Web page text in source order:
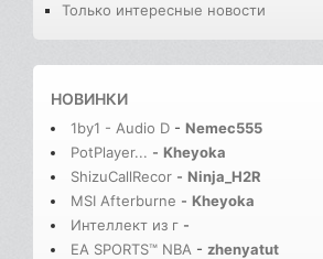
Только интересные новости
НОВИНКИ
1by1 - Audio D - Nemec555
PotPlayer... - Kheyoka
ShizuCallRecor - Ninja_H2R
MSI Afterburne - Kheyoka
Интеллект из г -
EA SPORTS™ NBA - zhenyatut